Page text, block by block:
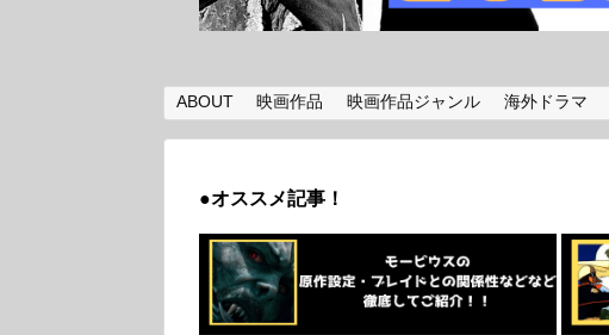
ABOUT 映画作品 映画作品ジャンル 海外ドラマ
●オススメ記事！